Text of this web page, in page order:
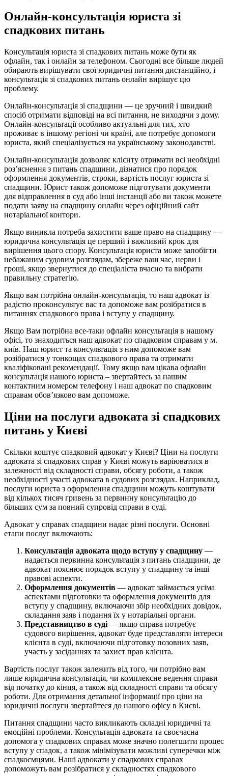
Онлайн-консультація юриста зі
спадкових питань
Консультація юриста зі спадкових питань може бути як
офлайн, так і онлайн за телефоном. Сьогодні все більше людей
обирають вирішувати свої юридичні питання дистанційно, і
консультація зі спадкових питань онлайн вирішує цю
проблему.
Онлайн-консультація зі спадщини — це зручний і швидкий
спосіб отримати відповіді на всі питання, не виходячи з дому.
Онлайн-консультації особливо актуальні для тих, хто
проживає в іншому регіоні чи країні, але потребує допомоги
юриста, який спеціалізується на українському законодавстві.
Онлайн-консультація дозволяє клієнту отримати всі необхідні
роз’яснення з питань спадщини, дізнатися про порядок
оформлення документів, строки, вартість послуг юриста зі
спадщини. Юрист також допоможе підготувати документи
для відправлення в суд або інші інстанції або ви також можете
подати заяву на спадщину онлайн через офіційний сайт
нотаріальної контори.
Якщо виникла потреба захистити ваше право на спадщину —
юридична консультація це перший і важливий крок для
вирішення цього спору. Консультація юриста може запобігти
небажаним судовим розглядам, збереже ваш час, нерви і
гроші, якщо звернутися до спеціаліста вчасно та вибрати
правильну стратегію.
Якщо вам потрібна онлайн-консультація, то наш адвокат із
радістю проконсультує вас та допоможе вам розібратися в
питаннях спадкового права і вступу у спадщину.
Якщо Вам потрібна все-таки офлайн консультація в нашому
офісі, то знаходиться наш адвокат по спадковим справам у м.
київ. Наш юрист та консультація з ним допоможе вам
розібратися у тонкощах спадкового права та отримати
кваліфіковані рекомендації. Тому якщо вам цікава офлайн
консультація нашого юриста – звертайтесь за нашим
контактним номером телефону і наш адвокат по спадковим
справам обов’язково вам допоможе.
Ціни на послуги адвоката зі спадкових
питань у Києві
Скільки коштує спадковий адвокат у Києві? Ціни на послуги
адвоката зі спадкових справ у Києві можуть варіюватися в
залежності від складності справи, обсягу роботи, а також
необхідності участі адвоката в судових розглядах. Наприклад,
послуги юриста з оформлення спадщини можуть коштувати
від кількох тисяч гривень за первинну консультацію до
більших сум за повний супровід справи в суді.
Адвокат у справах спадщини надає різні послуги. Основні
етапи послуг включають:
Консультація адвоката щодо вступу у спадщину —
надається первинна консультація з питань спадщини, де
адвокат пояснює порядок вступу у спадщину та інші
правові аспекти.
Оформлення документів — адвокат займається усіма
аспектами підготовки та оформлення документів для
вступу у спадщину, включаючи збір необхідних довідок,
складання заяв і подання їх у нотаріальні органи.
Представництво в суді — якщо справа потребує
судового вирішення, адвокат буде представляти інтереси
клієнта в суді, включаючи підготовку позовних заяв,
участь у засіданнях та захист прав клієнта.
Вартість послуг також залежить від того, чи потрібно вам
лише юридична консультація, чи комплексне ведення справи
від початку до кінця, а також від складності справи та обсягу
роботи. Для отримання детальної інформації про ціни на
юридичні послуги звертайтеся до нашого офісу в Києві.
Питання спадщини часто викликають складні юридичні та
емоційні проблеми. Консультація адвоката та своєчасна
допомога у спадкових справах може значно полегшити процес
вступу у спадок, а також мінімізувати можливі суперечки між
спадкоємцями. Наші адвокати у спадкових справах
допоможуть вам розібратися у складностях спадкового